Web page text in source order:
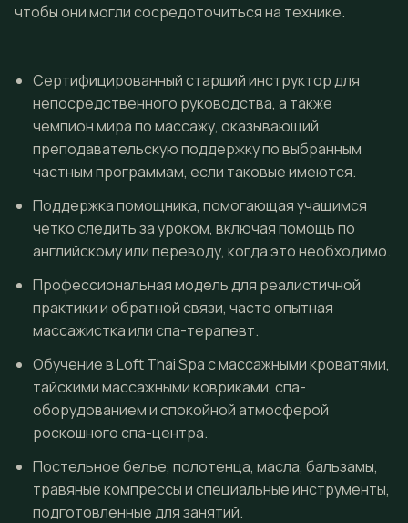
чтобы они могли сосредоточиться на технике.
Сертифицированный старший инструктор для
непосредственного руководства, а также
чемпион мира по массажу, оказывающий
преподавательскую поддержку по выбранным
частным программам, если таковые имеются.
Поддержка помощника, помогающая учащимся
четко следить за уроком, включая помощь по
английскому или переводу, когда это необходимо.
Профессиональная модель для реалистичной
практики и обратной связи, часто опытная
массажистка или спа-терапевт.
Обучение в Loft Thai Spa с массажными кроватями,
тайскими массажными ковриками, спа-
оборудованием и спокойной атмосферой
роскошного спа-центра.
Постельное белье, полотенца, масла, бальзамы,
травяные компрессы и специальные инструменты,
подготовленные для занятий.